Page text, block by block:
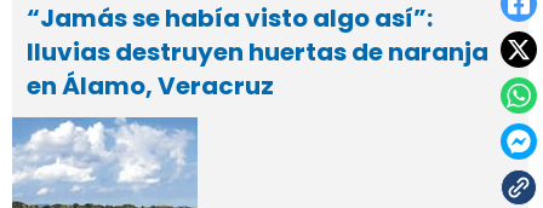
“Jamás se había visto algo así”:
lluvias destruyen huertas de naranja
en Álamo, Veracruz